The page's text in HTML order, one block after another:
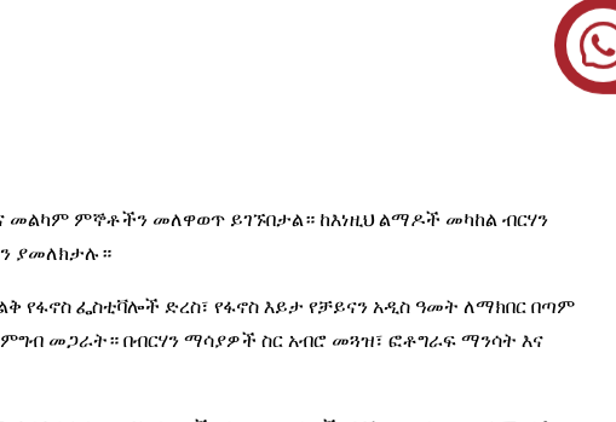
መልካም ምኞቶችን መለዋወጥ ይገኙበታል። ከእነዚህ ልማዶች መካከል ብርሃን
ያመለክታሉ።
የፋኖስ ፌስቲቫሎች ድረስ፣ የፋኖስ እይታ የቻይናን አዲስ ዓመት ለማክበር በጣም
መጋራት። በብርሃን ማሳያዎች ስር አብሮ መጓዝ፣ ፎቶግራፍ ማንሳት እና